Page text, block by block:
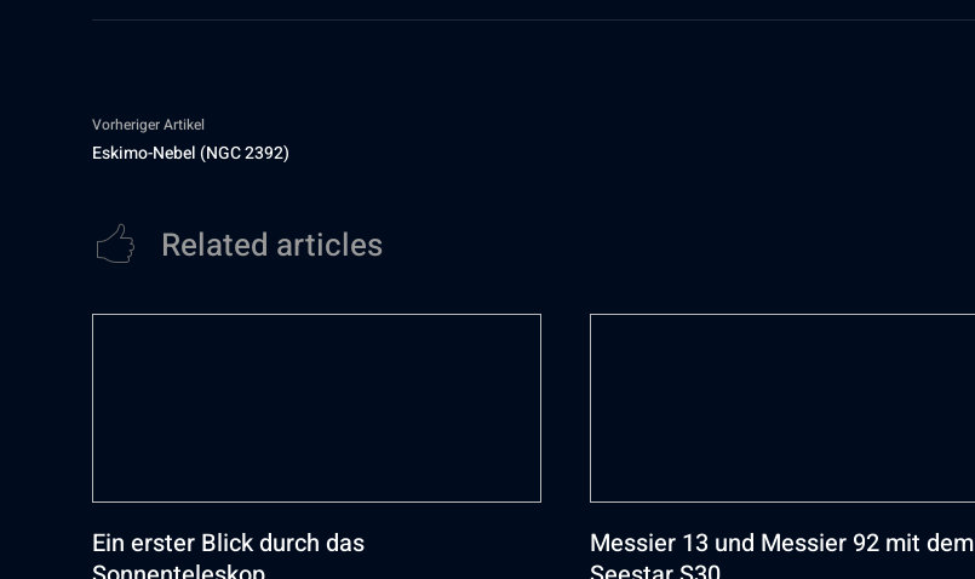
Vorheriger Artikel
Eskimo-Nebel (NGC 2392)
Related articles
Ein erster Blick durch das
Messier 13 und Messier 92 mit dem